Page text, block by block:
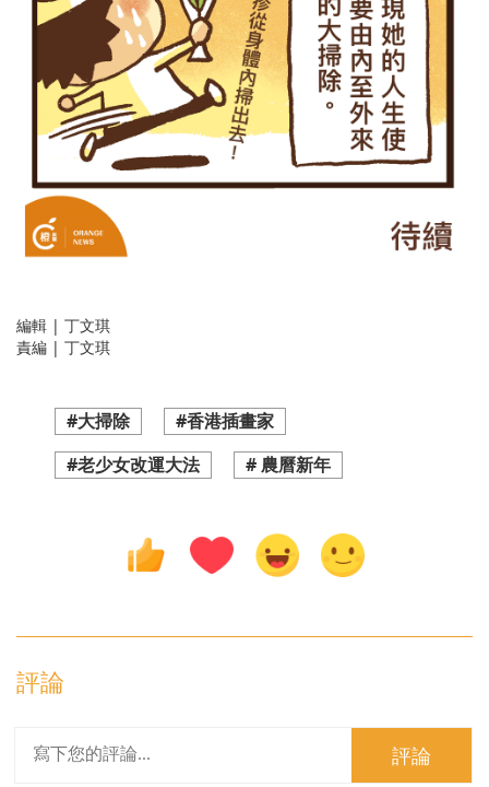
編輯 | 丁文琪
責編 | 丁文琪
#大掃除
#香港插畫家
#老少女改運大法
# 農曆新年
評論
評論